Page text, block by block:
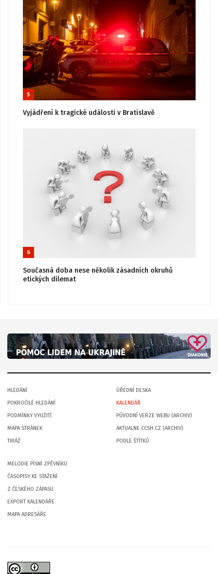
5
Vyjádření k tragické události v Bratislavě
6
Současná doba nese několik zásadních okruhů
etických dilemat
HLEDÁNÍ
POKROČILÉ HLEDÁNÍ
PODMÍNKY VYUŽITÍ
MAPA STRÁNEK
TIRÁŽ
ÚŘEDNÍ DESKA
KALENDÁŘ
PŮVODNÍ VERZE WEBU (ARCHIV)
AKTUALNE.CCSH.CZ (ARCHIV)
PODLE ŠTÍTKŮ
MELODIE PÍSNÍ ZPĚVNÍKU
ČASOPISY KE STAŽENÍ
Z ČESKÉHO ZÁPASU
EXPORT KALENDÁŘE
MAPA ADRESÁŘE